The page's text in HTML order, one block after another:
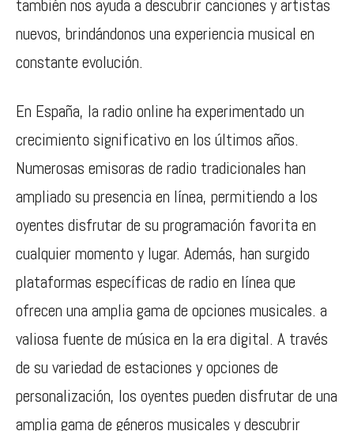
también nos ayuda a descubrir canciones y artistas
nuevos, brindándonos una experiencia musical en
constante evolución.
En España, la radio online ha experimentado un
crecimiento significativo en los últimos años.
Numerosas emisoras de radio tradicionales han
ampliado su presencia en línea, permitiendo a los
oyentes disfrutar de su programación favorita en
cualquier momento y lugar. Además, han surgido
plataformas específicas de radio en línea que
ofrecen una amplia gama de opciones musicales. a
valiosa fuente de música en la era digital. A través
de su variedad de estaciones y opciones de
personalización, los oyentes pueden disfrutar de una
amplia gama de géneros musicales y descubrir